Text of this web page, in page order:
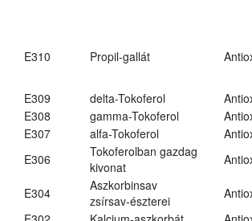
E310 Propil-gallát
E309
delta-Tokoferol
E308
gamma-Tokoferol
E307
alfa-Tokoferol
E306
Tokoferolban gazdag
kivonat
E304
Aszkorbinsav
zsírsav-észterei